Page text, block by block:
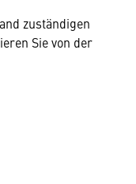
zuständigen
Sie von der